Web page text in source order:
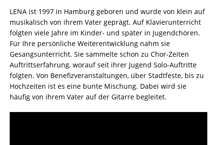
LENA ist 1997 in Hamburg geboren und wurde von klein auf
musikalisch von ihrem Vater geprägt. Auf Klavierunterricht
folgten viele Jahre im Kinder- und später in Jugendchören.
Für Ihre persönliche Weiterentwicklung nahm sie
Gesangsunterricht. Sie sammelte schon zu Chor-Zeiten
Auftrittserfahrung, worauf seit ihrer Jugend Solo-Auftritte
folgten. Von Benefizveranstaltungen, über Stadtfeste, bis zu
Hochzeiten ist es eine bunte Mischung. Dabei wird sie
häufig von ihrem Vater auf der Gitarre begleitet.